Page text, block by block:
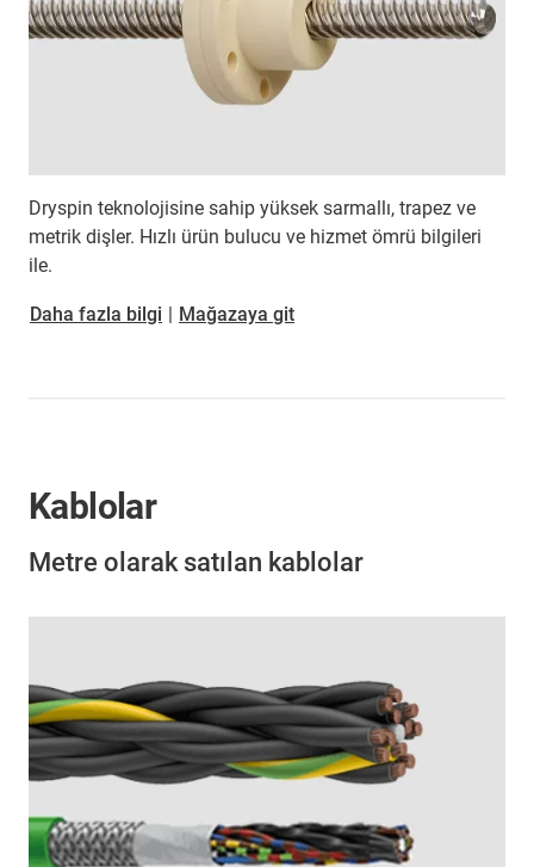
Dryspin teknolojisine sahip yüksek sarmallı, trapez ve
metrik dişler. Hızlı ürün bulucu ve hizmet ömrü bilgileri
ile.
Daha fazla bilgi Mağazaya git
Kablolar
Metre olarak satılan kablolar